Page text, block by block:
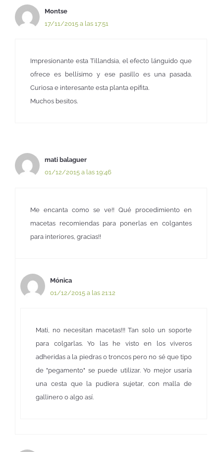
Montse
17/11/2015 a las 17:51
Impresionante esta Tillandsia, el efecto lánguido que
ofrece es bellísimo y ese pasillo es una pasada.
Curiosa e interesante esta planta epífita.
Muchos besitos.
mati balaguer
01/12/2015 a las 19:46
Me encanta como se ve!! Qué procedimiento en
macetas recomiendas para ponerlas en colgantes
para interiores, gracias!!
Mónica
01/12/2015 a las 21:12
Mati, no necesitan macetas!!! Tan solo un soporte
para colgarlas. Yo las he visto en los viveros
adheridas a la piedras o troncos pero no sé que tipo
de "pegamento" se puede utilizar. Yo mejor usaría
una cesta que la pudiera sujetar, con malla de
gallinero o algo así.